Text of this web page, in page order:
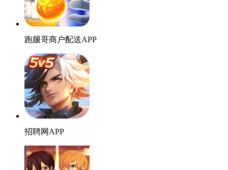
跑腿哥商户配送APP
招聘网APP